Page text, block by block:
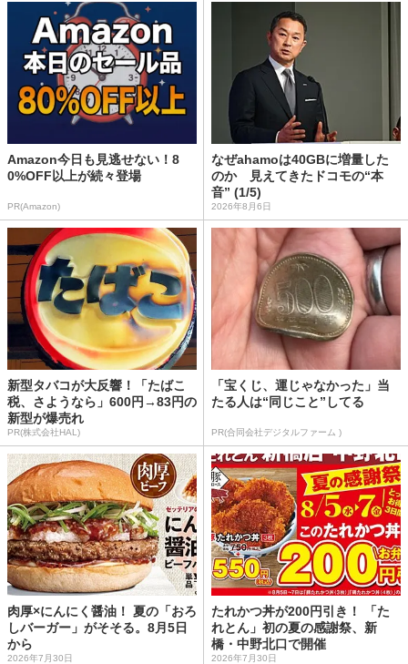
Amazon今日も見逃せない！8
0%OFF以上が続々登場
PR(Amazon)
なぜahamoは40GBに増量した
のか 見えてきたドコモの“本
音” (1/5)
2026年8月6日
新型タバコが大反響！「たばこ
税、さようなら」600円→83円の
新型が爆売れ
PR(株式会社HAL)
「宝くじ、運じゃなかった」当
たる人は“同じこと”してる
PR(合同会社デジタルファーム )
肉厚×にんにく醤油！ 夏の「おろ
しバーガー」がそそる。8月5日
から
2026年7月30日
たれかつ丼が200円引き！ 「た
れとん」初の夏の感謝祭、新
橋・中野北口で開催
2026年7月30日